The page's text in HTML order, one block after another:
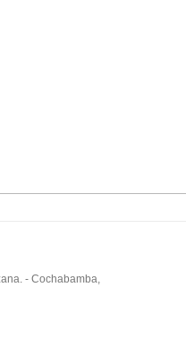
- Cochabamba,